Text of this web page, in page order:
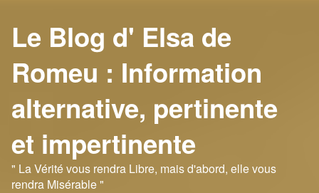
Le Blog d' Elsa de
Romeu : Information
alternative, pertinente
et impertinente
" La Vérité vous rendra Libre, mais d'abord, elle vous
rendra Misérable "